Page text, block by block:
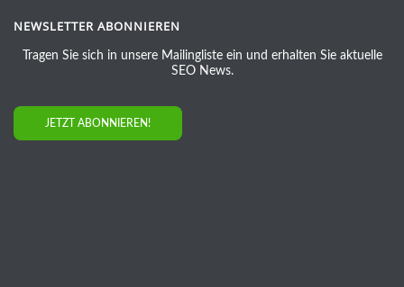
NEWSLETTER ABONNIEREN
Tragen Sie sich in unsere Mailingliste ein und erhalten Sie aktuelle
SEO News.
JETZT ABONNIEREN!